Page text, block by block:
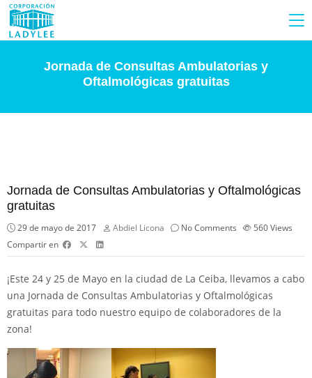
Jornada de Consultas Ambulatorias y
Oftalmológicas gratuitas
Jornada de Consultas Ambulatorias y Oftalmológicas
gratuitas
29 de mayo de 2017 Abdiel Licona No Comments 560Views
Compartir en
¡Este 24 y 25 de Mayo en la ciudad de La Ceiba, llevamos a cabo
una Jornada de Consultas Ambulatorias y Oftalmológicas
gratuitas para todo nuestro equipo de colaboradores de la
zona!